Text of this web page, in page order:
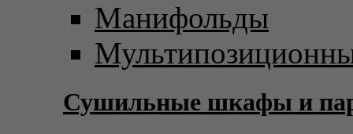
Манифольды
Сушильные шкафы и